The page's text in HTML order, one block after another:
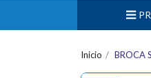
Inicio BROCA